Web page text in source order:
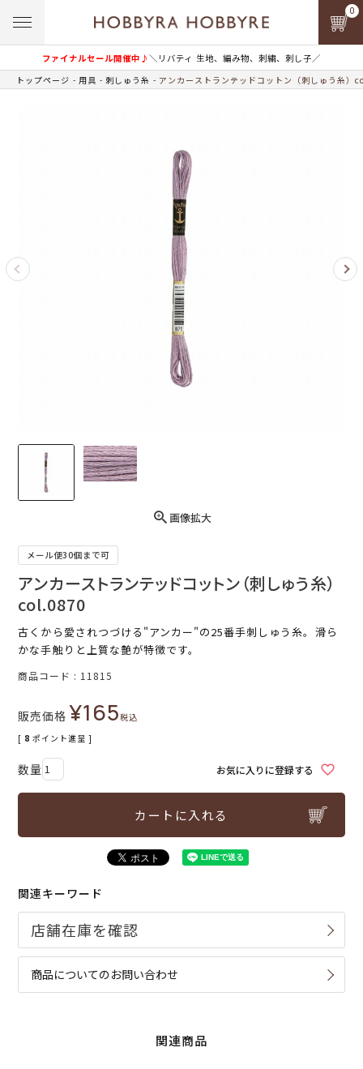
ファイナルセール開催中♪＼リバティ 生地、編み物、刺繍、刺し子／
0
トップページ 用具 刺しゅう糸 アンカーストランテッドコットン（刺しゅう糸）
画像拡大
メール便30個まで可
アンカーストランテッドコットン（刺しゅう糸）
col.0870
古くから愛されつづける"アンカー"の25番手刺しゅう糸。滑ら
かな手触りと上質な艶が特徴です。
商品コード 11815
販売価格 ¥165税込
[ 8 ポイント進呈 ]
お気に入りに登録する
カートに入れる
関連キーワード
商品についてのお問い合わせ
関連商品